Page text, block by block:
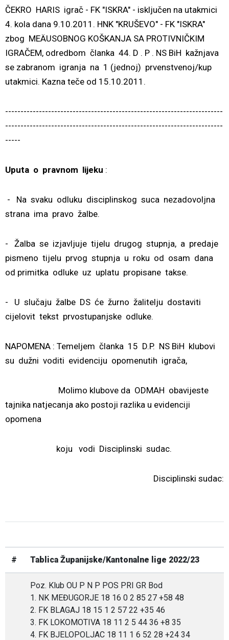
ČEKRO HARIS igrač - FK "ISKRA" - isključen na utakmici
4. kola dana 9.10.2011. HNK "KRUŠEVO" - FK "ISKRA"
zbog MEÄUSOBNOG KOŠKANJA SA PROTIVNIČKIM
IGRAČEM, odredbom članka 44. D . P . NS BiH kažnjava
se zabranom igranja na 1 (jednoj) prvenstvenoj/kup
utakmici. Kazna teče od 15.10.2011.
-----------------------------------------------------------------------
-----------------------------------------------------------------------
-----
Uputa o pravnom lijeku :
- Na svaku odluku disciplinskog suca nezadovoljna
strana ima pravo žalbe.
- Žalba se izjavljuje tijelu drugog stupnja, a predaje
pismeno tijelu prvog stupnja u roku od osam dana
od primitka odluke uz uplatu propisane takse.
- U slučaju žalbe DS će žurno žalitelju dostaviti
cijelovit tekst prvostupanjske odluke.
NAPOMENA : Temeljem članka 15 D.P. NS BiH klubovi
su dužni voditi evidenciju opomenutih igrača,
Molimo klubove da ODMAH obavijeste
tajnika natjecanja ako postoji razlika u evidenciji
opomena
koju vodi Disciplinski sudac.
Disciplinski sudac:
# Tablica Županijske/Kantonalne lige 2022/23
Poz. Klub OU P N P POS PRI GR Bod
1. NK MEĐUGORJE 18 16 0 2 85 27 +58 48
2. FK BLAGAJ 18 15 1 2 57 22 +35 46
3. FK LOKOMOTIVA 18 11 2 5 44 36 +8 35
4. FK BJELOPOLJAC 18 11 1 6 52 28 +24 34